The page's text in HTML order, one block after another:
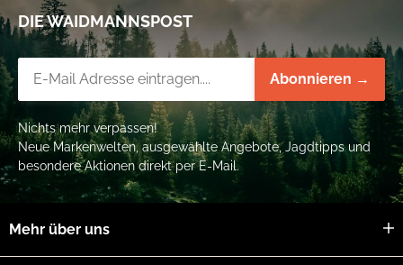
DIE WAIDMANNSPOST
Abonnieren →
Nichts mehr verpassen!
Neue Markenwelten, ausgewählte Angebote, Jagdtipps und
besondere Aktionen direkt per E-Mail.
Mehr über uns